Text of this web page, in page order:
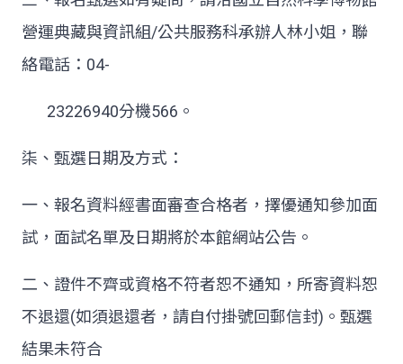
營運典藏與資訊組/公共服務科承辦人林小姐，聯
絡電話： 04-
23226940分機566 。
柒、甄選日期及方式：
一、報名資料經書面審查合格者，擇優通知參加面
試，面試名單及日期將於本館網站公告。
二、證件不齊或資格不符者恕不通知，所寄資料恕
不退還(如須退還者，請自付掛號回郵信封) 。甄選
結果未符合